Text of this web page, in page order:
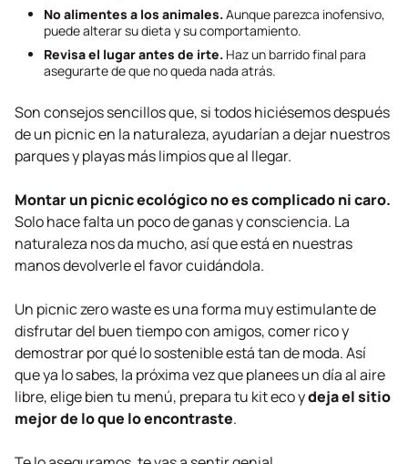
No alimentes a los animales.Aunque parezca inofensivo,
puede alterar su dieta y su comportamiento.
Revisa el lugar antes de irte. Haz un barrido final para
asegurarte de que no queda nada atrás.
Son consejos sencillos que, si todos hiciésemos después
de un picnic en la naturaleza, ayudarían a dejar nuestros
parques y playas más limpios que al llegar.
Montar un picnic ecológico no es complicado ni caro.
Solo hace falta un poco de ganas y consciencia. La
naturaleza nos da mucho, así que está en nuestras
manos devolverle el favor cuidándola.
Un picniczero wastees una forma muy estimulante de
disfrutar del buen tiempo con amigos, comer rico y
demostrar por qué lo sostenible está tan de moda. Así
que ya lo sabes, la próxima vez que planees un día al aire
libre, elige bien tu menú, prepara tu kit eco ydeja el sitio
mejor de lo que lo encontraste.